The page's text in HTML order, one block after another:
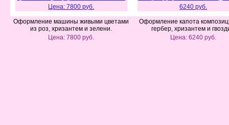
Оформление машины живыми цветами
из роз, хризантем и зелени.
Цена: 7800 руб.
Оформление капота
гербер, хризантем и
Цена: 6240 руб.